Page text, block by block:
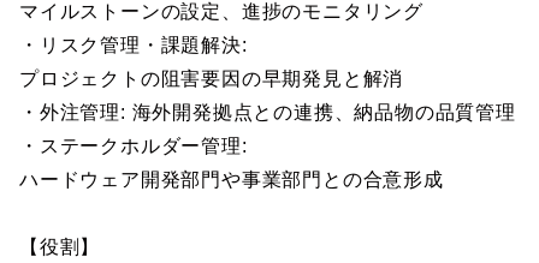
マイルストーンの設定、進捗のモニタリング
・リスク管理・課題解決:
プロジェクトの阻害要因の早期発見と解消
・外注管理: 海外開発拠点との連携、納品物の品質管理
・ステークホルダー管理:
ハードウェア開発部門や事業部門との合意形成
【役割】